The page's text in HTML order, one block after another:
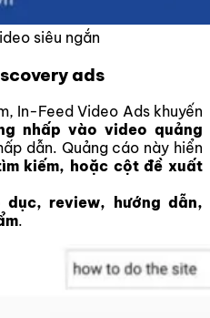
siêu ngắn
ads
In-Feed Video Ads khuyến
nhấp vào video quảng
dẫn. Quảng cáo này hiển
kiếm, hoặc cột đề xuất
review, hướng dẫn,
.